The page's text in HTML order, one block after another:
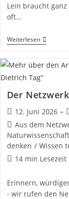
Lein braucht
oft…
WeiterlesenNur
Wachsen
Warten?
Der
Beitrag
veröffentlicht:
12. Juni 2026
Beitrags-
Kategorie:
Aus dem
denken / Wissen
Lesedauer:
14 min Lesezeit
Erinnern,
- wir rufen den